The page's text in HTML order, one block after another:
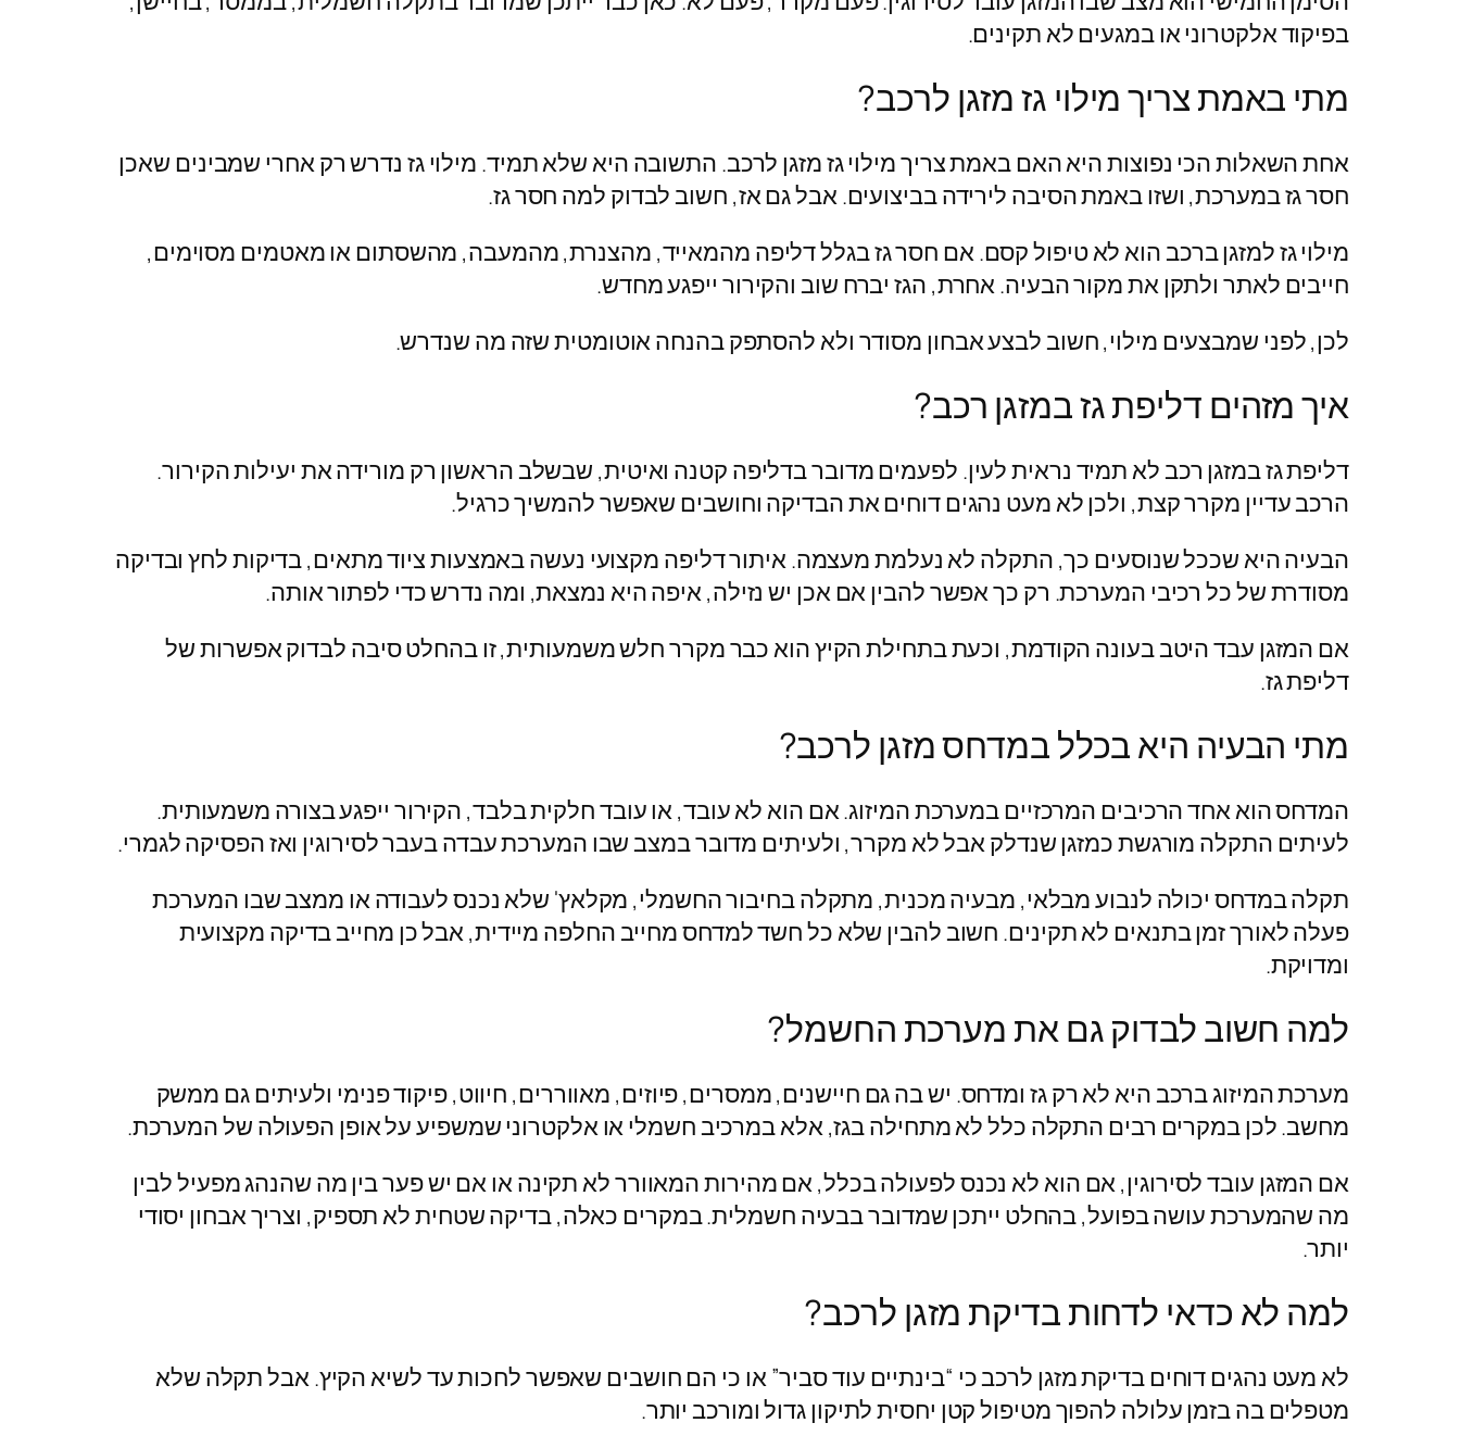
בפיקוד אלקטרוני או במגעים לא תקינים.
מתי באמת צריך מילוי גז מזגן לרכב?
אחת השאלות הכי נפוצות היא האם באמת צריך מילוי גז מזגן לרכב. התשובה היא שלא תמיד. מילוי גז נדרש רק אחרי שמבינים שאכן
חסר גז במערכת, ושזו באמת הסיבה לירידה בביצועים. אבל גם אז, חשוב לבדוק למה חסר גז.
מילוי גז למזגן ברכב הוא לא טיפול קסם. אם חסר גז בגלל דליפה מהמאייד, מהצנרת, מהמעבה, מהשסתום או מאטמים מסוימים,
חייבים לאתר ולתקן את מקור הבעיה. אחרת, הגז יברח שוב והקירור ייפגע מחדש.
לכן, לפני שמבצעים מילוי, חשוב לבצע אבחון מסודר ולא להסתפק בהנחה אוטומטית שזה מה שנדרש.
איך מזהים דליפת גז במזגן רכב?
דליפת גז במזגן רכב לא תמיד נראית לעין. לפעמים מדובר בדליפה קטנה ואיטית, שבשלב הראשון רק מורידה את יעילות הקירור.
הרכב עדיין מקרר קצת, ולכן לא מעט נהגים דוחים את הבדיקה וחושבים שאפשר להמשיך כרגיל.
הבעיה היא שככל שנוסעים כך, התקלה לא נעלמת מעצמה. איתור דליפה מקצועי נעשה באמצעות ציוד מתאים, בדיקות לחץ ובדיקה
מסודרת של כל רכיבי המערכת. רק כך אפשר להבין אם אכן יש נזילה, איפה היא נמצאת, ומה נדרש כדי לפתור אותה.
אם המזגן עבד היטב בעונה הקודמת, וכעת בתחילת הקיץ הוא כבר מקרר חלש משמעותית, זו בהחלט סיבה לבדוק אפשרות של
דליפת גז.
מתי הבעיה היא בכלל במדחס מזגן לרכב?
המדחס הוא אחד הרכיבים המרכזיים במערכת המיזוג. אם הוא לא עובד, או עובד חלקית בלבד, הקירור ייפגע בצורה משמעותית.
לעיתים התקלה מורגשת כמזגן שנדלק אבל לא מקרר, ולעיתים מדובר במצב שבו המערכת עבדה בעבר לסירוגין ואז הפסיקה לגמרי.
תקלה במדחס יכולה לנבוע מבלאי, מבעיה מכנית, מתקלה בחיבור החשמלי, מקלאץ' שלא נכנס לעבודה או ממצב שבו המערכת
פעלה לאורך זמן בתנאים לא תקינים. חשוב להבין שלא כל חשד למדחס מחייב החלפה מיידית, אבל כן מחייב בדיקה מקצועית
ומדויקת.
למה חשוב לבדוק גם את מערכת החשמל?
מערכת המיזוג ברכב היא לא רק גז ומדחס. יש בה גם חיישנים, ממסרים, פיוזים, מאווררים, חיווט, פיקוד פנימי ולעיתים גם ממשק
מחשב. לכן במקרים רבים התקלה כלל לא מתחילה בגז, אלא במרכיב חשמלי או אלקטרוני שמשפיע על אופן הפעולה של המערכת.
אם המזגן עובד לסירוגין, אם הוא לא נכנס לפעולה בכלל, אם מהירות המאוורר לא תקינה או אם יש פער בין מה שהנהג מפעיל לבין
מה שהמערכת עושה בפועל, בהחלט ייתכן שמדובר בבעיה חשמלית. במקרים כאלה, בדיקה שטחית לא תספיק, וצריך אבחון יסודי
יותר.
למה לא כדאי לדחות בדיקת מזגן לרכב?
לא מעט נהגים דוחים בדיקת מזגן לרכב כי “בינתיים עוד סביר” או כי הם חושבים שאפשר לחכות עד לשיא הקיץ. אבל תקלה שלא
מטפלים בה בזמן עלולה להפוך מטיפול קטן יחסית לתיקון גדול ומורכב יותר.